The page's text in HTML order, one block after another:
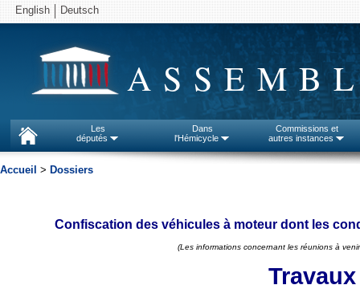
English Deutsch
Les
députés
Dans
l'Hémicycle
Commissions et
autres instances
Accueil > Dossiers
Confiscation des véhicules à moteur dont les
(Les informations concernant les réunions à